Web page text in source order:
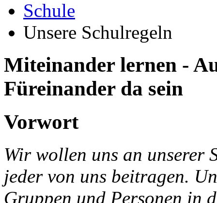
Schule
Unsere Schulregeln
Miteinander lernen -
Füreinander da sein
Vorwort
Wir wollen uns an unserer
jeder von uns beitragen.
Gruppen und Personen in